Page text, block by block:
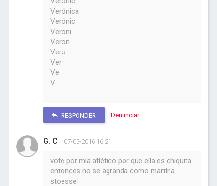
Verónica
Verónic
Veroni
Veron
Vero
Ver
Ve
V
RESPONDER Denunciar
G. C 07-05-2016 16:21
vote por mía atlético por que ella es chiquita
entonces no se agranda como martina
stoessel